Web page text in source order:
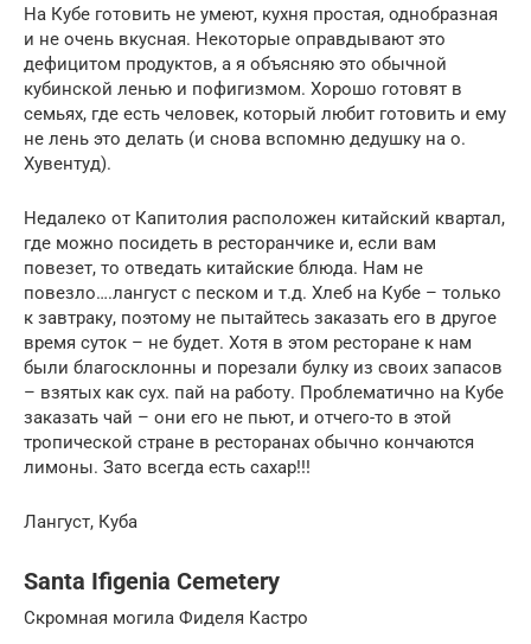
На Кубе готовить не умеют, кухня простая, однобразная
и не очень вкусная. Некоторые оправдывают это
дефицитом продуктов, а я объясняю это обычной
кубинской ленью и пофигизмом. Хорошо готовят в
семьях, где есть человек, который любит готовить и ему
не лень это делать (и снова вспомню дедушку на о.
Хувентуд).
Недалеко от Капитолия расположен китайский квартал,
где можно посидеть в ресторанчике и, если вам
повезет, то отведать китайские блюда. Нам не
повезло….лангуст с песком и т.д. Хлеб на Кубе – только
к завтраку, поэтому не пытайтесь заказать его в другое
время суток – не будет. Хотя в этом ресторане к нам
были благосклонны и порезали булку из своих запасов
– взятых как сух. пай на работу. Проблематично на Кубе
заказать чай – они его не пьют, и отчего-то в этой
тропической стране в ресторанах обычно кончаются
лимоны. Зато всегда есть сахар!!!
Лангуст, Куба
Santa Ifigenia Cemetery
Скромная могила Фиделя Кастро